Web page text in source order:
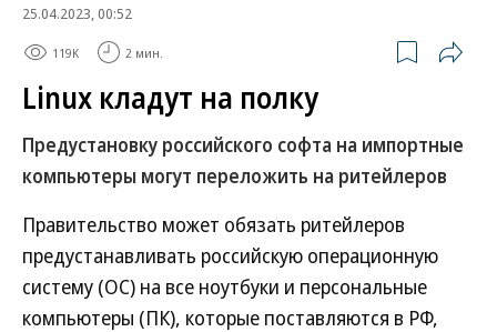
25.04.2023, 00:52
119K 2 мин.
Linux кладут на полку
Предустановку российского софта на импортные
компьютеры могут переложить на ритейлеров
Правительство может обязать ритейлеров
предустанавливать российскую операционную
систему (ОС) на все ноутбуки и персональные
компьютеры (ПК), которые поставляются в РФ,